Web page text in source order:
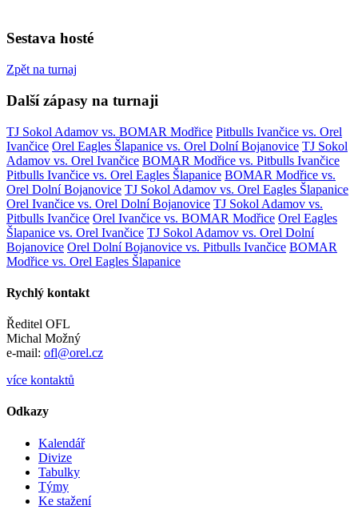
Sestava hosté
Zpět na turnaj
Další zápasy na turnaji
TJ Sokol Adamov vs. BOMAR Modřice Pitbulls Ivančice vs. Orel
Ivančice Orel Eagles Šlapanice vs. Orel Dolní Bojanovice TJ Sokol
Adamov vs. Orel Ivančice BOMAR Modřice vs. Pitbulls Ivančice
Pitbulls Ivančice vs. Orel Eagles Šlapanice BOMAR Modřice vs.
Orel Dolní Bojanovice TJ Sokol Adamov vs. Orel Eagles Šlapanice
Orel Ivančice vs. Orel Dolní Bojanovice TJ Sokol Adamov vs.
Pitbulls Ivančice Orel Ivančice vs. BOMAR Modřice Orel Eagles
Šlapanice vs. Orel Ivančice TJ Sokol Adamov vs. Orel Dolní
Bojanovice Orel Dolní Bojanovice vs. Pitbulls Ivančice BOMAR
Modřice vs. Orel Eagles Šlapanice
Rychlý kontakt
Ředitel OFL
Michal Možný
e-mail: ofl@orel.cz
více kontaktů
Odkazy
Kalendář
Divize
Tabulky
Týmy
Ke stažení